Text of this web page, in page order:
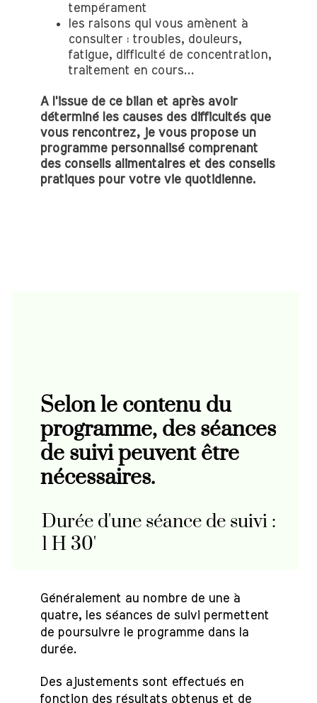
tempérament
les raisons qui vous amènent à
consulter : troubles, douleurs,
fatigue, difficulté de concentration,
traitement en cours...
A l'issue de ce bilan et après avoir
déterminé les causes des difficultés que
vous rencontrez, je vous propose un
programme personnalisé comprenant
des conseils alimentaires et des conseils
pratiques pour votre vie quotidienne.
Selon le contenu du
programme, des séances
de suivi peuvent être
nécessaires.
Durée d'une séance de suivi :
1 H 30'
Généralement au nombre de une à
quatre, les séances de suivi permettent
de poursuivre le programme dans la
durée.
Des ajustements sont effectués en
fonction des résultats obtenus et de